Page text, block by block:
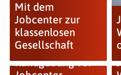
Mit dem
Jobcenter zur
klassenlosen
Gesellschaft
Kundgebung vor